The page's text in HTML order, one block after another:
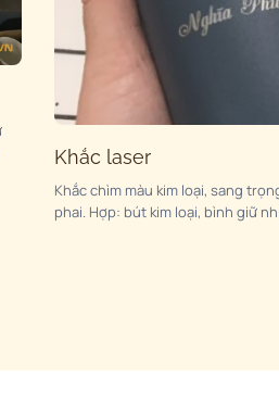
Khắc laser
Khắc chìm màu kim loại, sang
phai. Hợp: bút kim loại, bình giữ